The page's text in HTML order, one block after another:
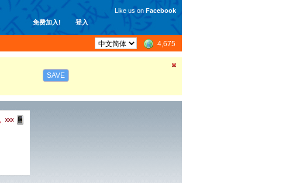
免费加入! 登入
Like us on Facebook
4,675
SAVE